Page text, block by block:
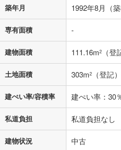
0円
年2回払いを想定しています。
ナス時の増額分（1回分）を入力
月々の返済額 30,631円/月
上、ご自身での入力をお願いいたしま
る値は、実際の金融機関等における貸
済方法「元利均等返済」にて算出して
築年月 1992年8月（築
専有面積 -
建物面積 111.16m2 （登
土地面積 303m2 （登記）
建ぺい率/容積率 建ぺい率：30
私道負担 私道負担なし
建物状況 中古